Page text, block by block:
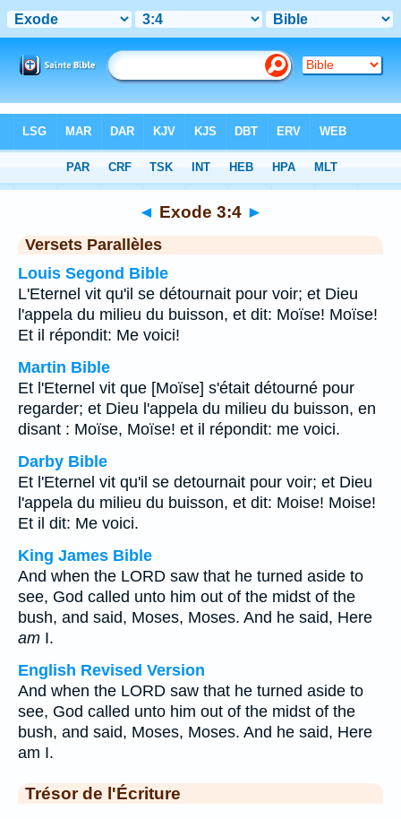
Chapitre 3> Verset 4
◄ Exode 3:4 ►
Versets Parallèles
Louis Segond Bible
L'Eternel vit qu'il se détournait pour voir; et Dieu
l'appela du milieu du buisson, et dit: Moïse! Moïse!
Et il répondit: Me voici!
Martin Bible
Et l'Eternel vit que [Moïse] s'était détourné pour
regarder; et Dieu l'appela du milieu du buisson, en
disant : Moïse, Moïse! et il répondit: me voici.
Darby Bible
Et l'Eternel vit qu'il se detournait pour voir; et Dieu
l'appela du milieu du buisson, et dit: Moise! Moise!
Et il dit: Me voici.
King James Bible
And when the LORD saw that he turned aside to
see, God called unto him out of the midst of the
bush, and said, Moses, Moses. And he said, Here
am I.
English Revised Version
And when the LORD saw that he turned aside to
see, God called unto him out of the midst of the
bush, and said, Moses, Moses. And he said, Here
am I.
Trésor de l'Écriture